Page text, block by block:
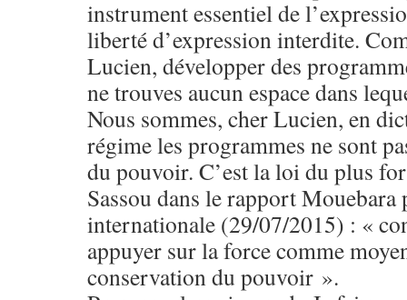
instrument essentiel de
liberté d’expression interdite.
Lucien, développer des
ne trouves aucun espace dans
Nous sommes, cher Lucien, en
régime les programmes ne sont
du pouvoir. C’est la loi du plus
Sassou dans le rapport
internationale (29/07/2015) : «
appuyer sur la force comme
conservation du pouvoir ».